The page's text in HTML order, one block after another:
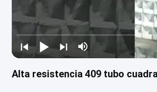
Alta resistencia 409 tubo